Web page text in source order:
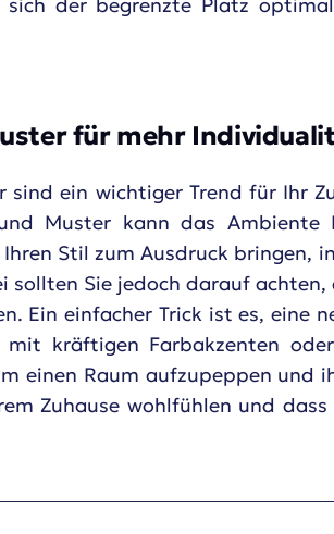
sich der begrenzte Platz
für mehr
sind ein wichtiger Trend für Ihr
Muster kann das Ambiente
Stil zum Ausdruck bringen,
sollten Sie jedoch darauf
Ein einfacher Trick ist es, eine
kräftigen Farbakzenten
einen Raum aufzupeppen und
Zuhause wohlfühlen und